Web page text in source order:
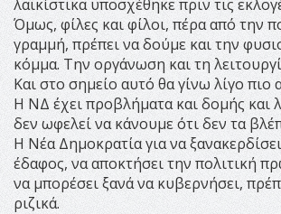
λαϊκίστικα υποσχέθηκε πριν τις
Όμως, φίλες και φίλοι, πέρα από την
γραμμή, πρέπει να δούμε και την
κόμμα. Την οργάνωση και τη
Και στο σημείο αυτό θα γίνω λίγο πιο
Η ΝΔ έχει προβλήματα και δομής και
δεν ωφελεί να κάνουμε ότι δεν τα
Η Νέα Δημοκρατία για να
έδαφος, να αποκτήσει την πολιτική
να μπορέσει ξανά να κυβερνήσει,
ριζικά.